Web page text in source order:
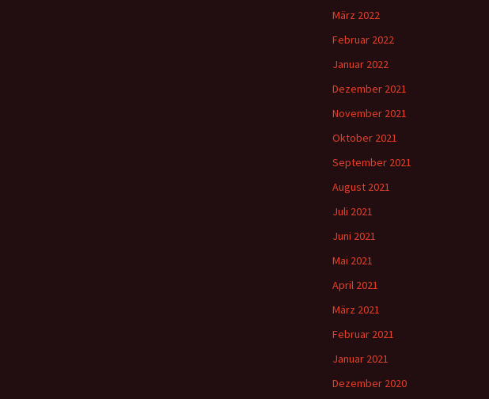
März 2022
Februar 2022
Januar 2022
Dezember 2021
November 2021
Oktober 2021
September 2021
August 2021
Juli 2021
Juni 2021
Mai 2021
April 2021
März 2021
Februar 2021
Januar 2021
Dezember 2020